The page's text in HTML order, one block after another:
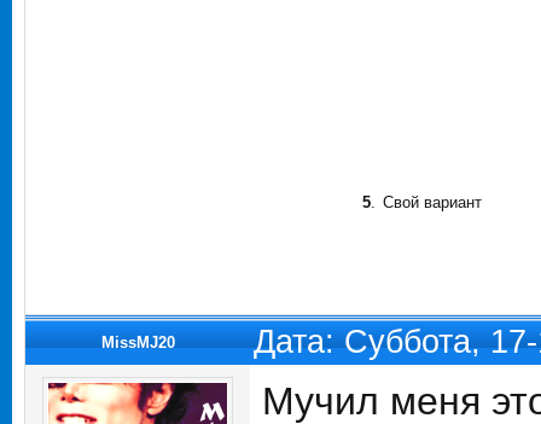
5. Свой вариант
MissMJ20 Дата: Суббота,
Мучил меня